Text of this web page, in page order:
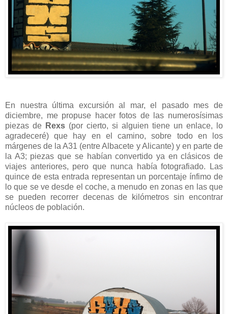
En nuestra última excursión al mar, el pasado mes de
diciembre, me propuse hacer fotos de las numerosísimas
piezas de Rexs (por cierto, si alguien tiene un enlace, lo
agradeceré) que hay en el camino, sobre todo en los
márgenes de la A31 (entre Albacete y Alicante) y en parte de
la A3; piezas que se habían convertido ya en clásicos de
viajes anteriores, pero que nunca había fotografiado. Las
quince de esta entrada representan un porcentaje ínfimo de
lo que se ve desde el coche, a menudo en zonas en las que
se pueden recorrer decenas de kilómetros sin encontrar
núcleos de población.